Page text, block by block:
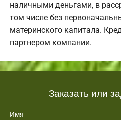
наличными деньгами, в
том числе без
материнского капитала.
партнером компании.
Заказать или
Имя